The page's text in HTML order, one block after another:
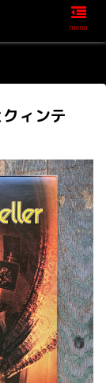
ィンテ
menu